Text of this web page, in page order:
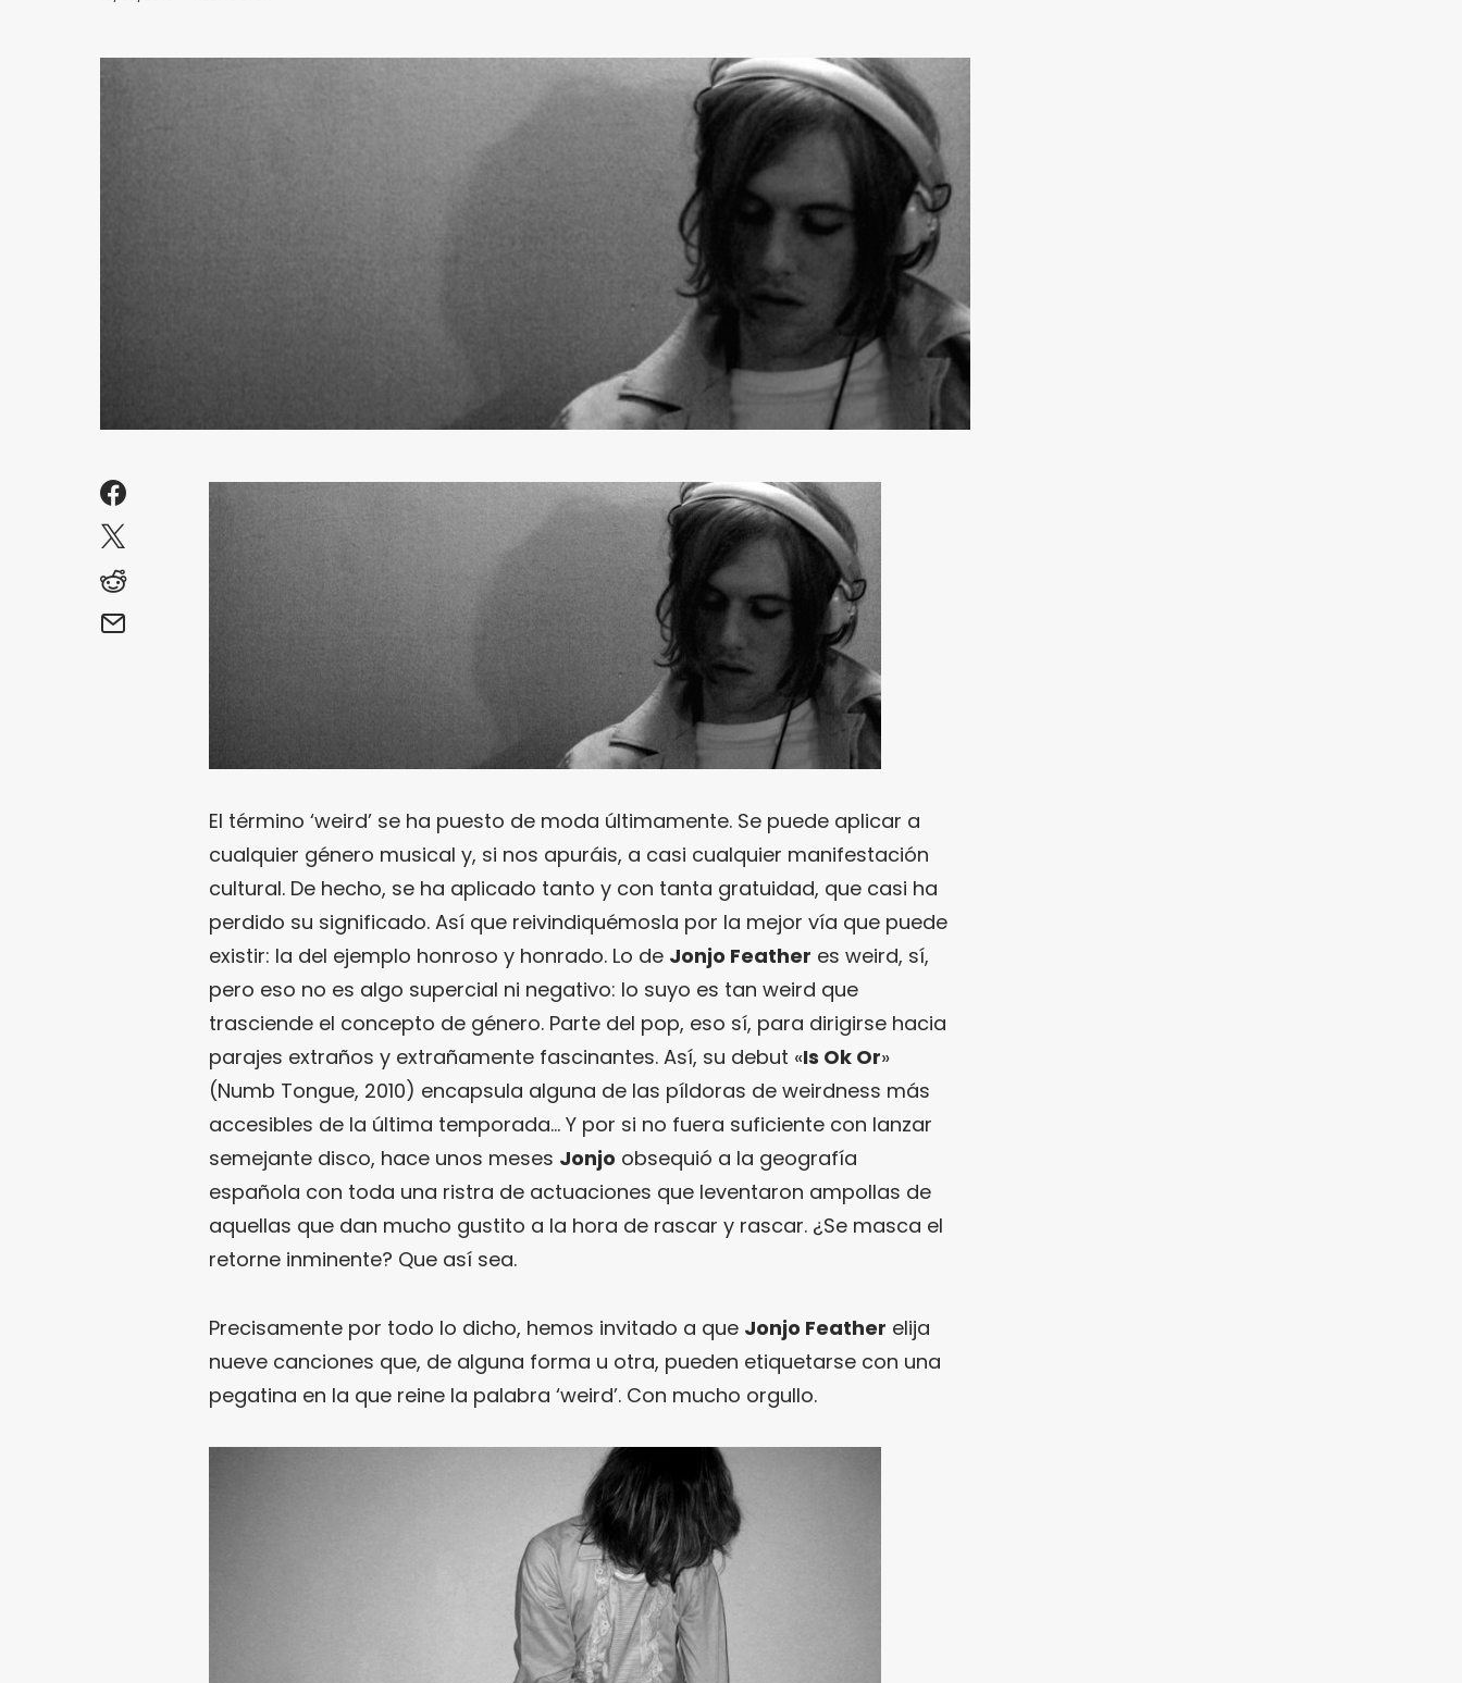
El término ‘weird’ se ha puesto de moda últimamente. Se puede aplicar a
cualquier género musical y, si nos apuráis, a casi cualquier manifestación
cultural. De hecho, se ha aplicado tanto y con tanta gratuidad, que casi ha
perdido su significado. Así que reivindiquémosla por la mejor vía que puede
existir: la del ejemplo honroso y honrado. Lo de Jonjo Feather es weird, sí,
pero eso no es algo supercial ni negativo: lo suyo es tan weird que
trasciende el concepto de género. Parte del pop, eso sí, para dirigirse hacia
parajes extraños y extrañamente fascinantes. Así, su debut «Is Ok Or»
(Numb Tongue, 2010) encapsula alguna de las píldoras de weirdness más
accesibles de la última temporada… Y por si no fuera suficiente con lanzar
semejante disco, hace unos meses Jonjo obsequió a la geografía
española con toda una ristra de actuaciones que leventaron ampollas de
aquellas que dan mucho gustito a la hora de rascar y rascar. ¿Se masca el
retorne inminente? Que así sea.
Precisamente por todo lo dicho, hemos invitado a que Jonjo Feather elija
nueve canciones que, de alguna forma u otra, pueden etiquetarse con una
pegatina en la que reine la palabra ‘weird’. Con mucho orgullo.